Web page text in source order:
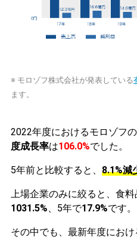
※ モロゾフ株式会社が発表している
ます。
2022年度におけるモロゾフの
度成長率は106.0%でした。
5年前と比較すると、 8.1%減
上場企業のみに絞ると、食
1031.5%、5年で17.9%です。
その中でも、最新年度にお